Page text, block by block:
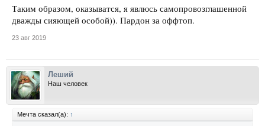
Таким образом, оказыватся, я явлюсь самопровозглашенной
дважды сияющей особой)). Пардон за оффтоп.
23 авг 2019
Леший
Наш человек
Мечта сказал(а): ↑